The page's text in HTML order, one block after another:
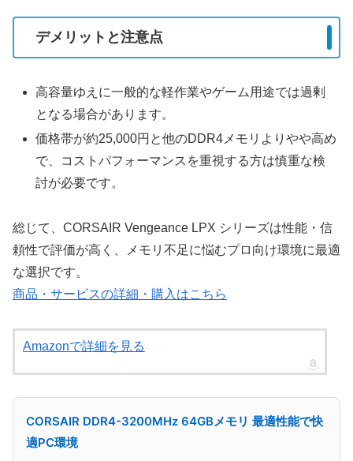
デメリットと注意点
高容量ゆえに一般的な軽作業やゲーム用途では過剰
となる場合があります。
価格帯が約25,000円と他のDDR4メモリよりやや高め
で、コストパフォーマンスを重視する方は慎重な検
討が必要です。
総じて、CORSAIR Vengeance LPX シリーズは性能・信
頼性で評価が高く、メモリ不足に悩むプロ向け環境に最適
な選択です。
商品・サービスの詳細・購入はこちら
Amazonで詳細を見る
CORSAIR DDR4-3200MHz 64GBメモリ 最適性能で快
適PC環境